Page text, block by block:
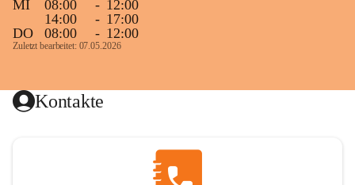
MI
08:00 - 12:00
14:00
- 17:00
DO
08:00 - 12:00
Zuletzt bearbeitet: 07.05.2026
Kontakte